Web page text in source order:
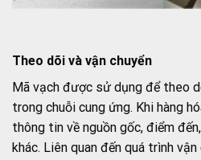
Theo dõi và vận chuyển
Mã vạch được sử dụng để theo
trong chuỗi cung ứng. Khi hàng
thông tin về nguồn gốc, điểm
khác. Liên quan đến quá trình